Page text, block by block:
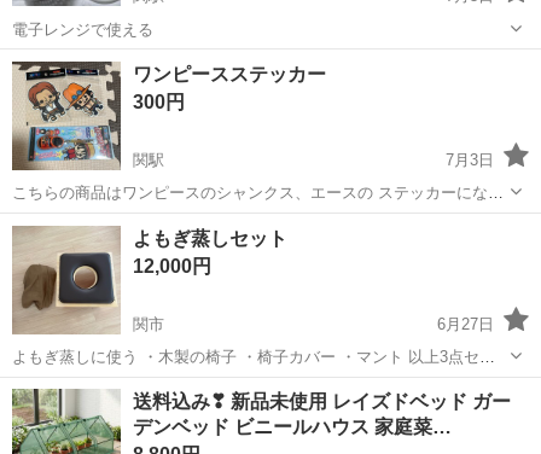
電子レンジで使える
岐阜 関市 関駅
ワンピースステッカー
300円
関駅
7月3日
こちらの商品はワンピースのシャンクス、エースの ステッカーになり
ます。 もう一つおまけでワンピース爪磨きをつけさせて 頂きます。
自宅保管の為ご理解ある方でよろしくお願いします
岐阜 関市 関駅 ラッピング用品
よもぎ蒸しセット
12,000円
関市
6月27日
よもぎ蒸しに使う ・木製の椅子 ・椅子カバー ・マント 以上3点セッ
トです。 椅子に関しては座る部分にシミがあります。 椅子カバーはア
ルコールスプレーで除菌済みです。 マントは手を通す部分が無かった
為、 ハサミで1箇...
岐阜 関市 その他
送料込み❣ 新品未使用 レイズドベッド ガー
デンベッド ビニールハウス 家庭菜…